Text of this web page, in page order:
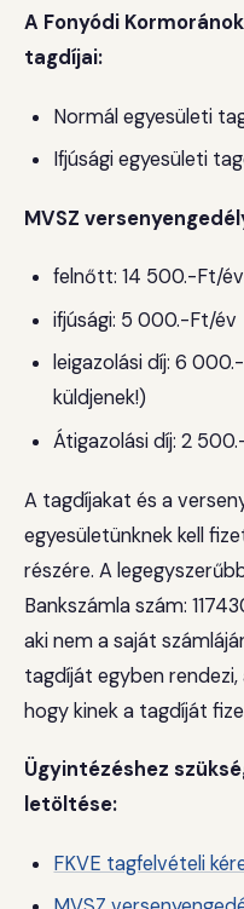
A Fonyódi
tagdíjai:
Normál egyesületi
Ifjúsági egyesületi
MVSZ
felnőtt: 14 500.-Ft/év
ifjúsági: 5 000.-Ft/év
leigazolási díj: 6
küldjenek!)
Átigazolási díj: 2
A tagdíjakat és a
egyesületünknek kell
részére. A
Bankszámla szám:
aki nem a saját
tagdíját egyben
hogy kinek a tagdíját
Ügyintézéshez
letöltése:
FKVE tagfelvételi